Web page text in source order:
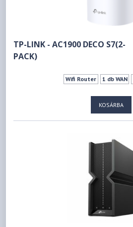
TP-LINK - AC1900 DECO S7(2-
PACK)
Wifi Router 1 db WAN
KOSÁRBA